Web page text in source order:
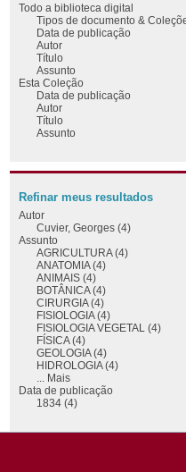
Todo a biblioteca digital
Tipos de documento &
Data de publicação
Autor
Título
Assunto
Esta Coleção
Data de publicação
Autor
Título
Assunto
Refinar meus resultados
Autor
Cuvier, Georges (4)
Assunto
AGRICULTURA (4)
ANATOMIA (4)
ANIMAIS (4)
BOTÂNICA (4)
CIRURGIA (4)
FISIOLOGIA (4)
FISIOLOGIA VEGETAL (4)
FÍSICA (4)
GEOLOGIA (4)
HIDROLOGIA (4)
... Mais
Data de publicação
1834 (4)